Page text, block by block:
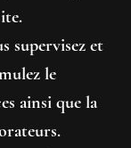
supervisez et
le
ainsi que la